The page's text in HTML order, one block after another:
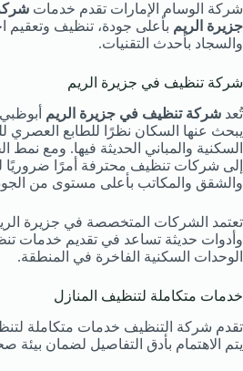
شركة الوسام الإمارات تقدم خدمات
جزيرة الريم بأعلى جودة، تنظيف وتعقيم
والسجاد بأحدث التقنيات.
شركة تنظيف في جزيرة الريم
تُعد شركة تنظيف في جزيرة الريم
يبحث عنها السكان نظرًا للطابع العصري
السكنية والمباني الحديثة فيها. ومع نمط
إلى شركات تنظيف محترفة أمرًا ضروريًا
والشقق والمكاتب بأعلى مستوى من
تعتمد الشركات المتخصصة في جزيرة
وأدوات حديثة تساعد في تقديم خدمات
الوحدات السكنية الفاخرة في المنطقة.
خدمات متكاملة لتنظيف المنازل
تقدم شركة التنظيف خدمات متكاملة
يتم الاهتمام بأدق التفاصيل لضمان بيئة